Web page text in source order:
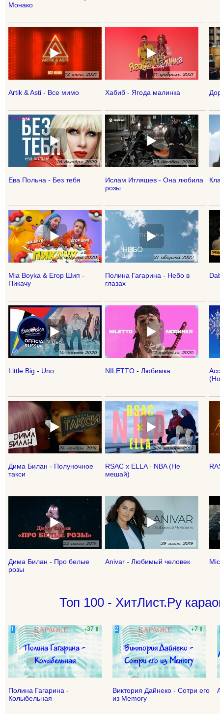
Монако
Artik & Asti - Все мимо Хабиб - Ягода малинка
Ева Польна - Без тебя
Ислам Итляшев - Она любила
розы
Mia Boyka & Егор Шип -
Пикачу
Полина Гагарина - Небо в
глазах
Little Big - Uno NILETTO - Любимка
Дима Билан - Полуночное
такси
RSAC x ELLA - NBA (Не
мешай)
Дима Билан - Про белые
розы
Anivar - Любимый человек
Топ 100 - ХитЛист.Ру
Полина Гагарина -
Колыбельная
Виктория Дайнеко - Сотри его
из Memory